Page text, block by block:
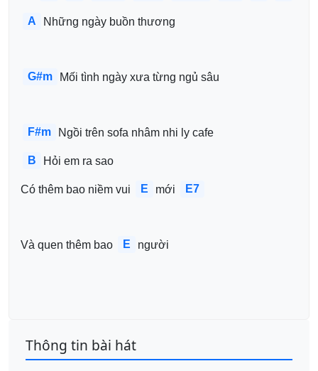
A Những ngày buồn thương
G#m Mối tình ngày xưa từng ngủ sâu
F#m Ngồi trên sofa nhâm nhi ly cafe
B Hỏi em ra sao
Có thêm bao niềm vui E mới E7
Và quen thêm bao E người
Thông tin bài hát